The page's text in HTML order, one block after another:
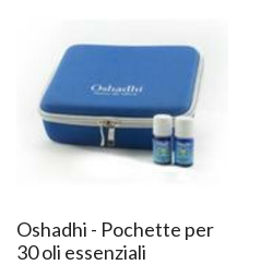
Oshadhi - Pochette per
30 oli essenziali